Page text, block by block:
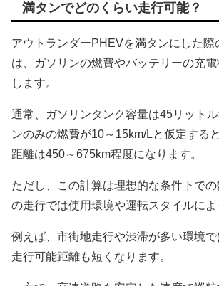
満タンでどのくらい走行可能？
アウトランダーPHEVを満タンにした際
は、ガソリンの燃費やバッテリーの充
します。
通常、ガソリンタンク容量は45リット
ンのみの燃費が10～15km/Lと仮定する
距離は450～675km程度になります。
ただし、この計算は理想的な条件下で
の走行では使用環境や運転スタイルによ
例えば、市街地走行や渋滞が多い環境で
走行可能距離も短くなります。